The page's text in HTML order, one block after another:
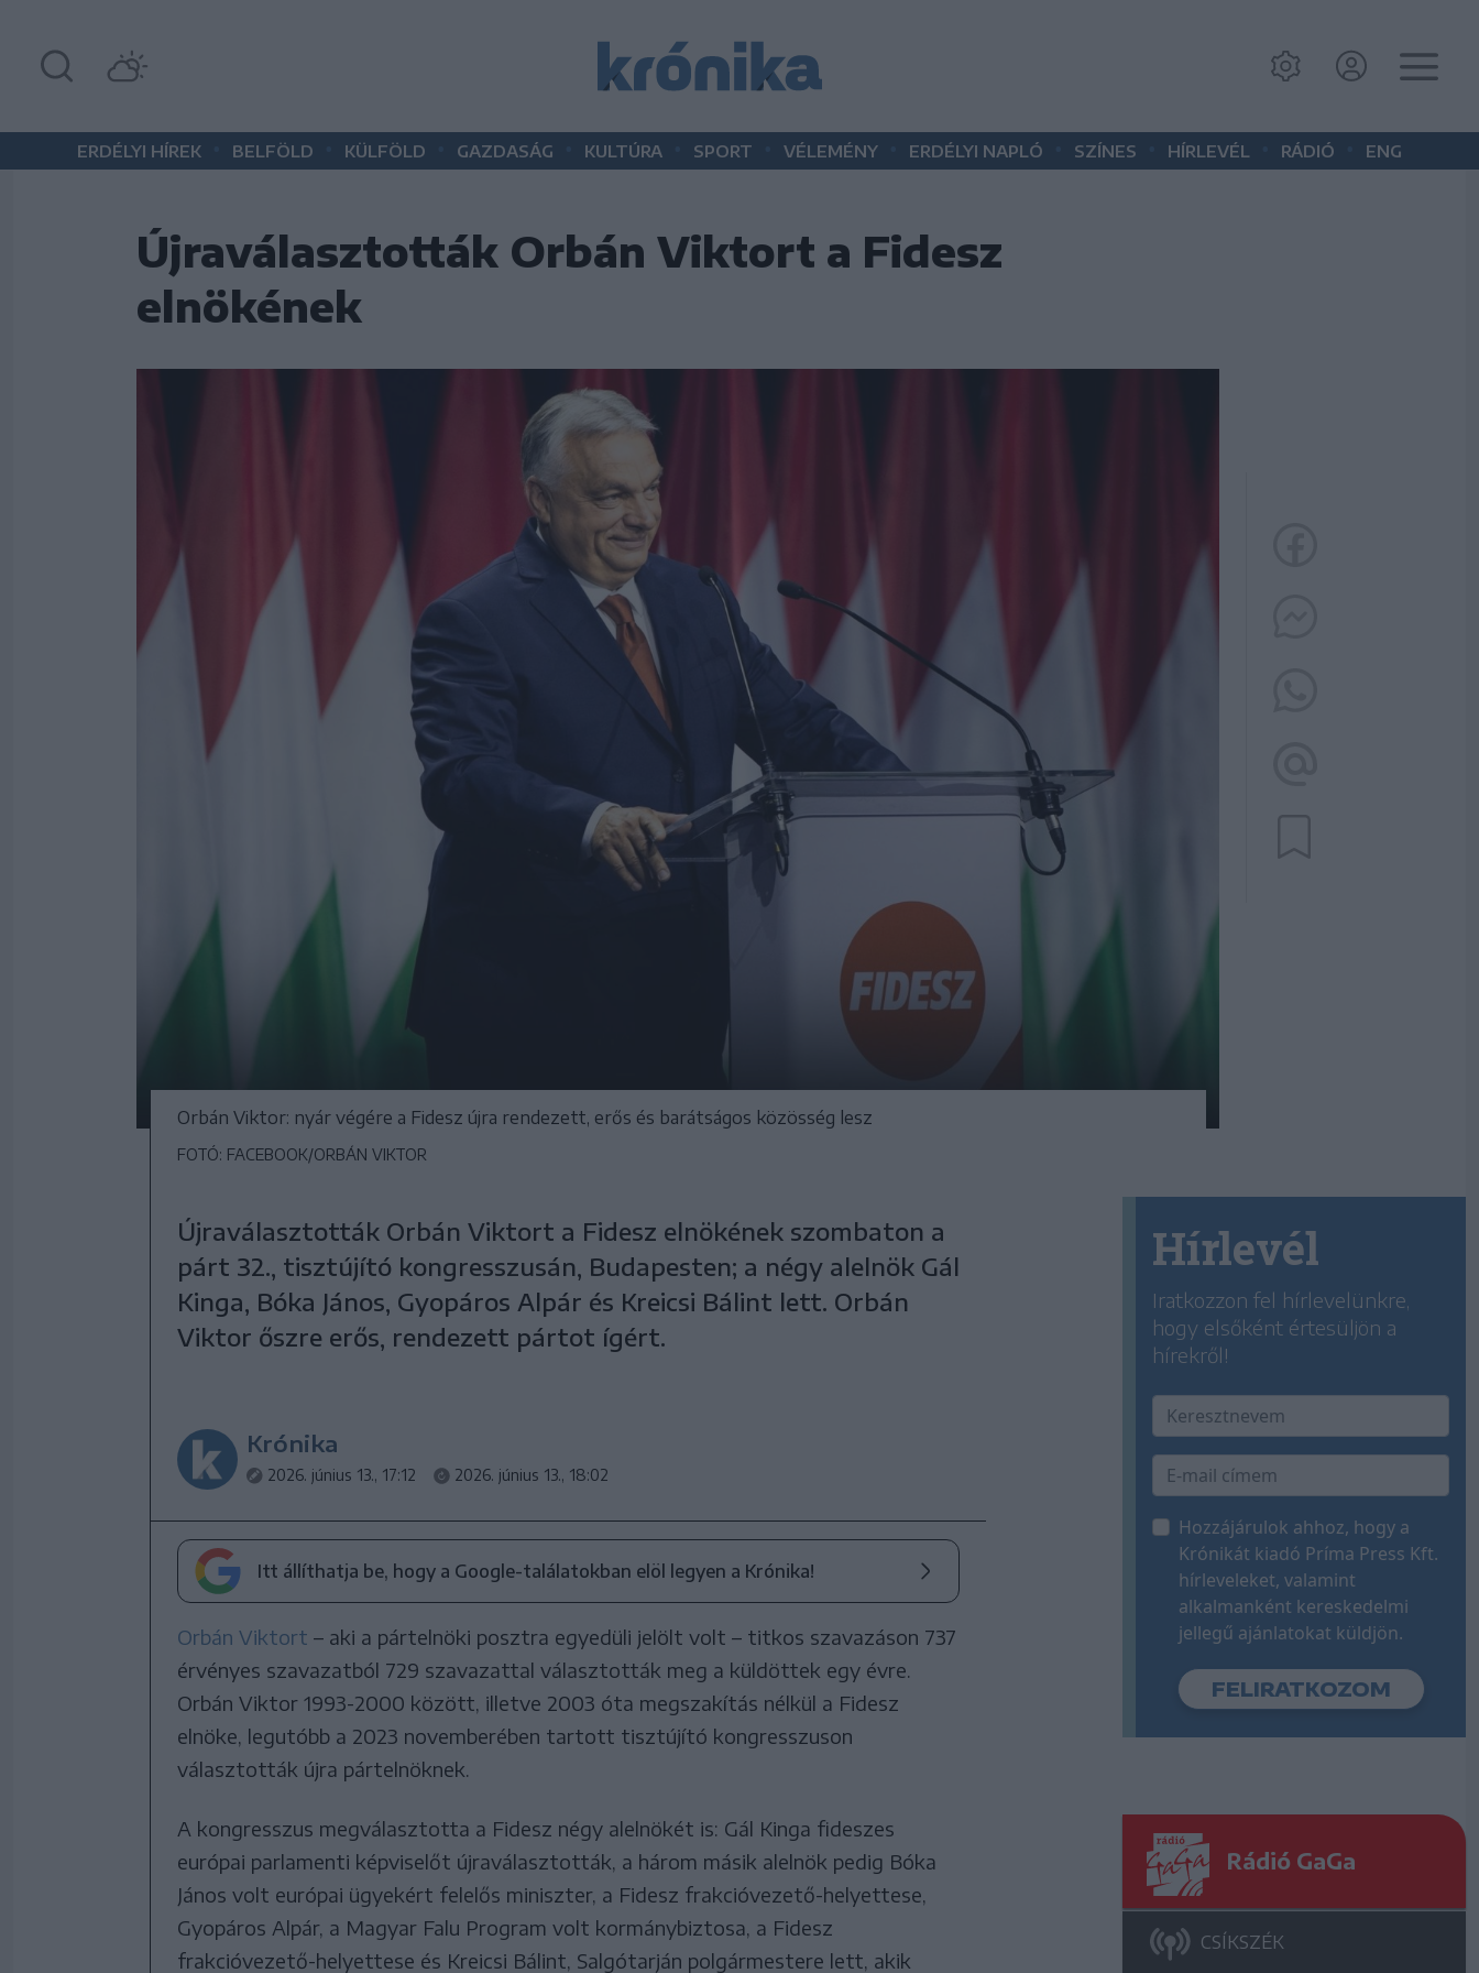
ERDÉLYI HÍREK BELFÖLD KÜLFÖLD GAZDASÁG KULTÚRA SPORT VÉLEMÉNY ERDÉLYI NAPLÓ SZÍNES HÍRLEVÉL RÁDIÓ ENG
Újraválasztották Orbán Viktort a Fidesz
elnökének
Orbán Viktor: nyár végére a Fidesz újra rendezett, erős és barátságos közösség lesz
FOTÓ: FACEBOOK/ORBÁN VIKTOR
Újraválasztották Orbán Viktort a Fidesz elnökének szombaton a
párt 32., tisztújító kongresszusán, Budapesten; a négy alelnök Gál
Kinga, Bóka János, Gyopáros Alpár és Kreicsi Bálint lett. Orbán
Viktor őszre erős, rendezett pártot ígért.
Krónika
2026. június 13., 17:12 2026. június 13., 18:02
Itt állíthatja be, hogy a Google-találatokban elöl legyen a Krónika!
Orbán Viktort – aki a pártelnöki posztra egyedüli jelölt volt – titkos szavazáson 737
érvényes szavazatból 729 szavazattal választották meg a küldöttek egy évre.
Orbán Viktor 1993-2000 között, illetve 2003 óta megszakítás nélkül a Fidesz
elnöke, legutóbb a 2023 novemberében tartott tisztújító kongresszuson
választották újra pártelnöknek.
A kongresszus megválasztotta a Fidesz négy alelnökét is: Gál Kinga fideszes
európai parlamenti képviselőt újraválasztották, a három másik alelnök pedig Bóka
János volt európai ügyekért felelős miniszter, a Fidesz frakcióvezető-helyettese,
Gyopáros Alpár, a Magyar Falu Program volt kormánybiztosa, a Fidesz
frakcióvezető-helyettese és Kreicsi Bálint, Salgótarján polgármestere lett, akik
Hírlevél
Iratkozzon fel hírlevelünkre,
hogy elsőként értesüljön a
hírekről!
Hozzájárulok ahhoz, hogy a
Krónikát kiadó Príma Press Kft.
hírleveleket, valamint
alkalmanként kereskedelmi
jellegű ajánlatokat küldjön.
Rádió GaGa
CSÍKSZÉK